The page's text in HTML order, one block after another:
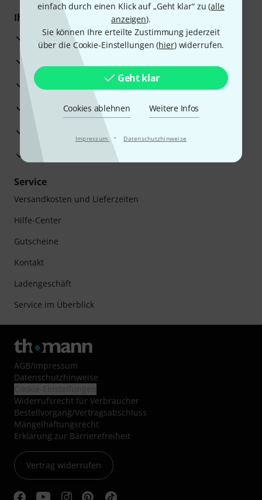
einfach durch einen Klick auf „Geht klar“ zu (alle
anzeigen).
Sie können Ihre erteilte Zustimmung jederzeit
über die Cookie-Einstellungen (hier) widerrufen.
Geht klar
Cookies ablehnen Weitere Infos
Impressum · Datenschutzhinweise
Ihre Vorteile
3 Jahre Thomann Garantie
30 Tage Money-Back-Garantie
Reparaturservice
Beratung durch Fachexperten
Zufriedenheitsgarantie
Europas größtes Versandlager
Service
Versandkosten und Lieferzeiten
Hilfe-Center
Gutscheine
Kontakt
Ladengeschäft
Service im Überblick
AGB/Impressum
Datenschutzhinweise
Widerrufsrecht für Verbraucher
Bestellvorgang/Vertragsabschluss
Mängelhaftungsrecht
Erklärung zur Barrierefreiheit
Vertrag widerrufen